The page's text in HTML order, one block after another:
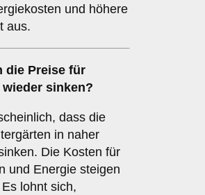
und höhere
aus.
die Preise für
sinken?
dass die
in naher
Die Kosten für
und Energie steigen
lohnt sich,